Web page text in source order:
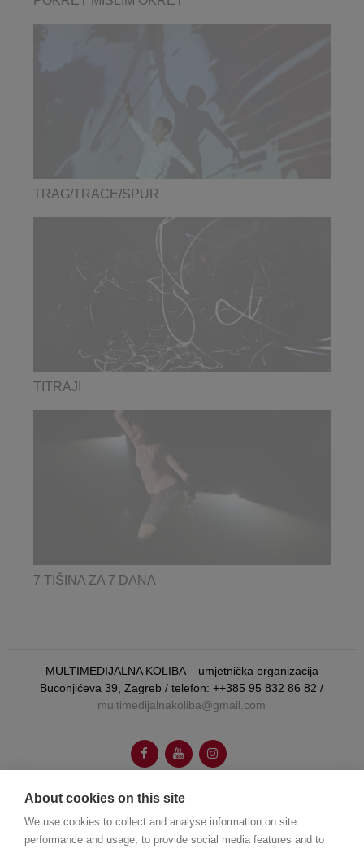
TRAG/TRACE/SPUR
TITRAJI
7 TIŠINA ZA 7 DANA
MULTIMEDIJALNA KOLIBA – umjetnička organizacija
Buconjićeva 39, Zagreb / telefon: ++385 95 832 86 82 /
multimedijalnakoliba@gmail.com
autorica vizualnog identiteta: Booboo Tannenbaum
About cookies on this site
We use cookies to collect and analyse information on site
performance and usage, to provide social media features and to